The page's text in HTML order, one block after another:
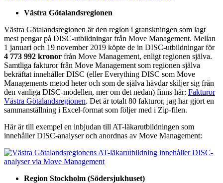
Västra Götalandsregionen
Västra Götalandsregionen är den region i granskningen som lagt
mest pengar på DISC-utbildningar från Move Management. Mellan
1 januari och 19 november 2019 köpte de in DISC-utbildningar för
4 773 992 kronor från Move Management, enligt regionen själva.
Samtliga fakturor från Move Management som regionen själva
bekräftat innehåller DISC (eller Everything DISC som Move
Managements metod heter och som de själva hävdar skiljer sig från
den vanliga DISC-modellen, mer om det nedan) finns här: Fakturor
Västra Götalandsregionen. Det är totalt 80 fakturor, jag har gjort en
sammanställning i Excel-format som följer med i Zip-filen.
Här är till exempel en inbjudan till AT-läkarutbildningen som
innehåller DISC-analyser och anordnas av Move Management:
Region Stockholm (Södersjukhuset)